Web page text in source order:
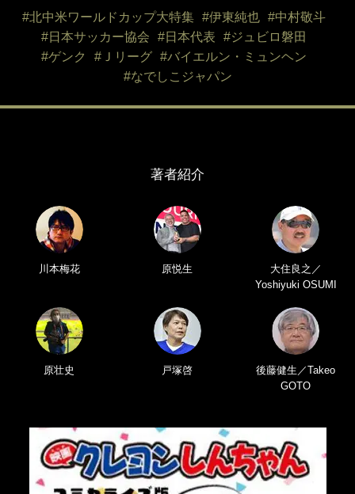
#北中米ワールドカップ大特集 #伊東純也
#中村敬斗
#日本サッカー協会
#日本代表
#ジュビロ磐田
#ゲンク
#Ｊリーグ
#バイエルン・ミュンヘン
#なでしこジャパン
著者紹介
川本梅花 原悦生
大住良之／
Yoshiyuki OSUMI
原壮史 戸塚啓
後藤健生／Takeo
GOTO